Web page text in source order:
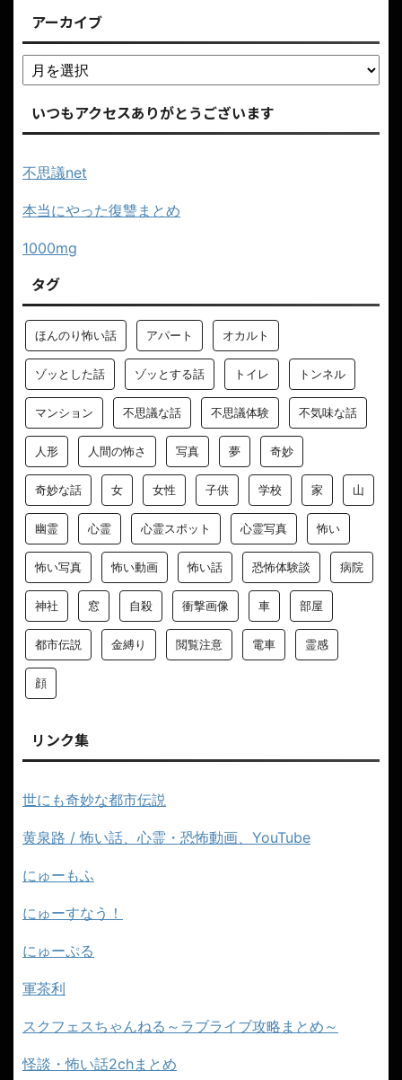
アーカイブ
いつもアクセスありがとうございます
不思議net
本当にやった復讐まとめ
1000mg
タグ
ほんのり怖い話 アパート オカルト
ゾッとした話 ゾッとする話 トイレ トンネル
マンション 不思議な話 不思議体験 不気味な話
人形 人間の怖さ 写真 夢 奇妙
奇妙な話 女 女性 子供 学校 家 山
幽霊 心霊 心霊スポット 心霊写真 怖い
怖い写真 怖い動画 怖い話 恐怖体験談 病院
神社 窓 自殺 衝撃画像 車 部屋
都市伝説 金縛り 閲覧注意 電車 霊感
顔
リンク集
世にも奇妙な都市伝説
黄泉路 / 怖い話、心霊・恐怖動画、YouTube
にゅーもふ
にゅーすなう！
にゅーぷる
軍茶利
スクフェスちゃんねる～ラブライブ攻略まとめ～
怪談・怖い話2chまとめ